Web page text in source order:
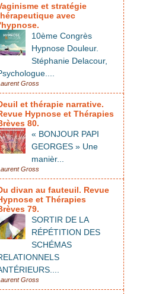
et stratégie
avec
10ème Congrès
Hypnose Douleur.
Stéphanie Delacour,
Gross
et thérapie narrative.
Hypnose et Thérapies
80.
« BONJOUR PAPI
GEORGES » Une
manièr...
Gross
divan au fauteuil. Revue
et Thérapies
79.
SORTIR DE LA
RÉPÉTITION DES
SCHÉMAS
Gross